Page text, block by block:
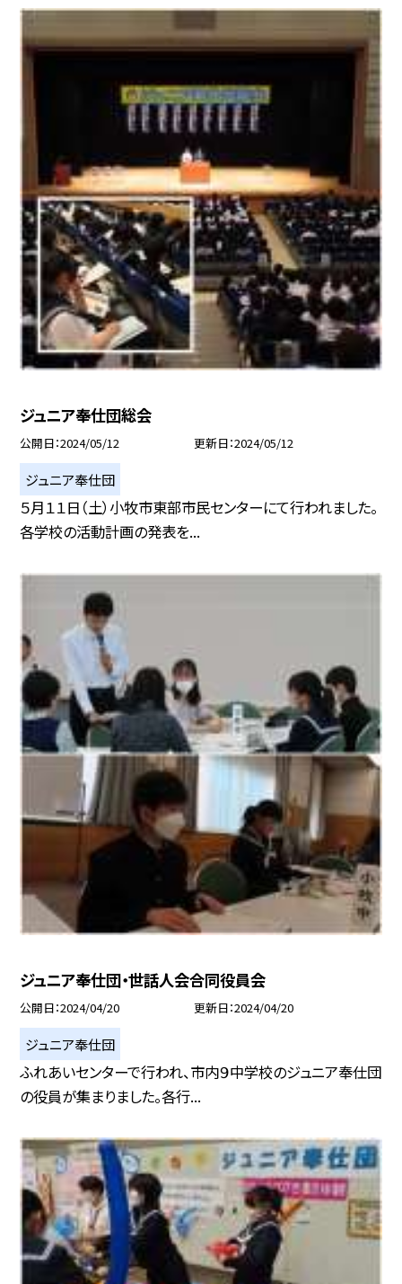
ジュニア奉仕団総会
公開日 2024/05/12 更新日 2024/05/12
ジュニア奉仕団
５月１１日（土）小牧市東部市民センターにて行われました。
各学校の活動計画の発表を...
ジュニア奉仕団・世話人会合同役員会
公開日 2024/04/20 更新日 2024/04/20
ジュニア奉仕団
ふれあいセンターで行われ、市内９中学校のジュニア奉仕団
の役員が集まりました。各行...